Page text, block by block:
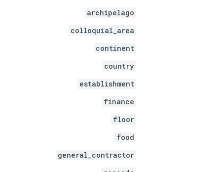
archipelago
colloquial_area
continent
country
establishment
finance
floor
food
general_contractor